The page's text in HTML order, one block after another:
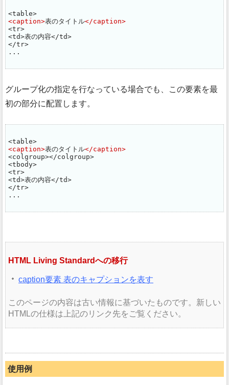
<caption>表のタイトル</caption>
<tr>
<td>表の内容</td>
</tr>
...
グループ化の指定を行なっている場合でも、この要素を最
初の部分に配置します。
<caption>表のタイトル</caption>
<colgroup></colgroup>
<tbody>
<tr>
<td>表の内容</td>
</tr>
...
HTML Living Standardへの移行
caption要素 表のキャプションを表す
このページの内容は古い情報に基づいたものです。新しい
HTMLの仕様は上記のリンク先をご覧ください。
使用例